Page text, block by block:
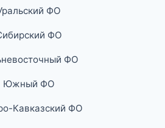
ФО
ФО
ФО
Южный ФО
Кавказский ФО